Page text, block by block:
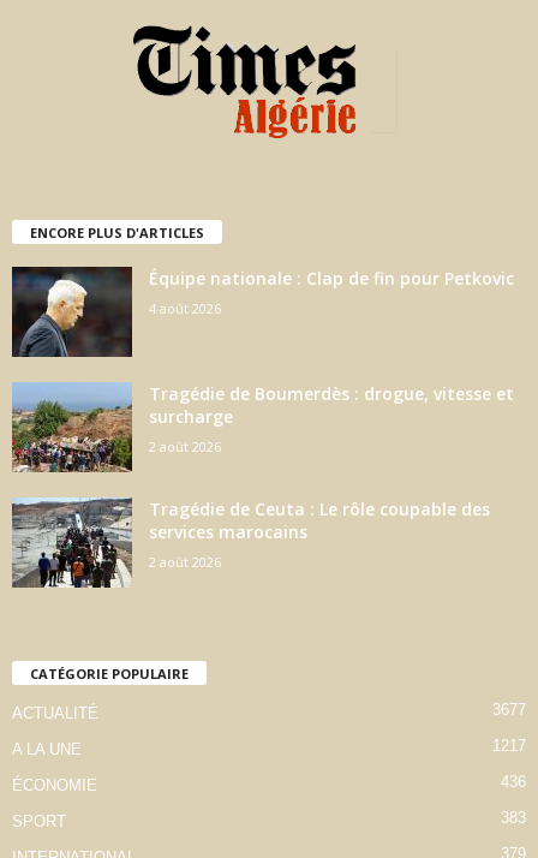
ENCORE PLUS D'ARTICLES
Équipe nationale : Clap de fin pour Petkovic
4 août 2026
Tragédie de Boumerdès : drogue, vitesse et
surcharge
2 août 2026
Tragédie de Ceuta : Le rôle coupable des
services marocains
2 août 2026
CATÉGORIE POPULAIRE
ACTUALITÉ 3677
A LA UNE 1217
ÉCONOMIE 436
SPORT 383
379